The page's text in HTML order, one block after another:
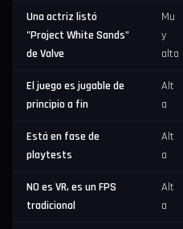
Una actriz listó
"Project White Sands"
de Valve
Mu
y
alta
El juego es jugable de
principio a fin
Alt
a
Está en fase de
playtests
Alt
a
NO es VR, es un FPS
tradicional
Alt
a